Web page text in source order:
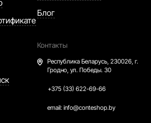
Блог
Контакты
Республика Беларусь, 230026, г.
Гродно, ул. Победы. 30
+375 (33) 622-69-66
email: info@conteshop.by